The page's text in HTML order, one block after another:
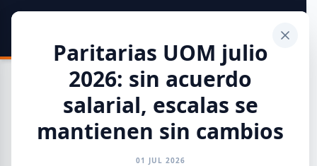
Paritarias UOM julio
2026: sin acuerdo
salarial, escalas se
mantienen sin cambios
01 JUL 2026